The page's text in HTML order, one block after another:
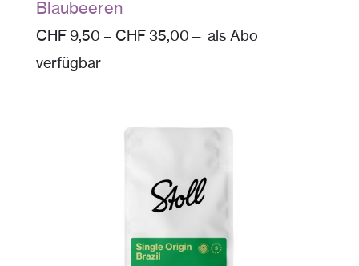
Blaubeeren
CHF 9,50 – CHF 35,00 — als Abo
verfügbar